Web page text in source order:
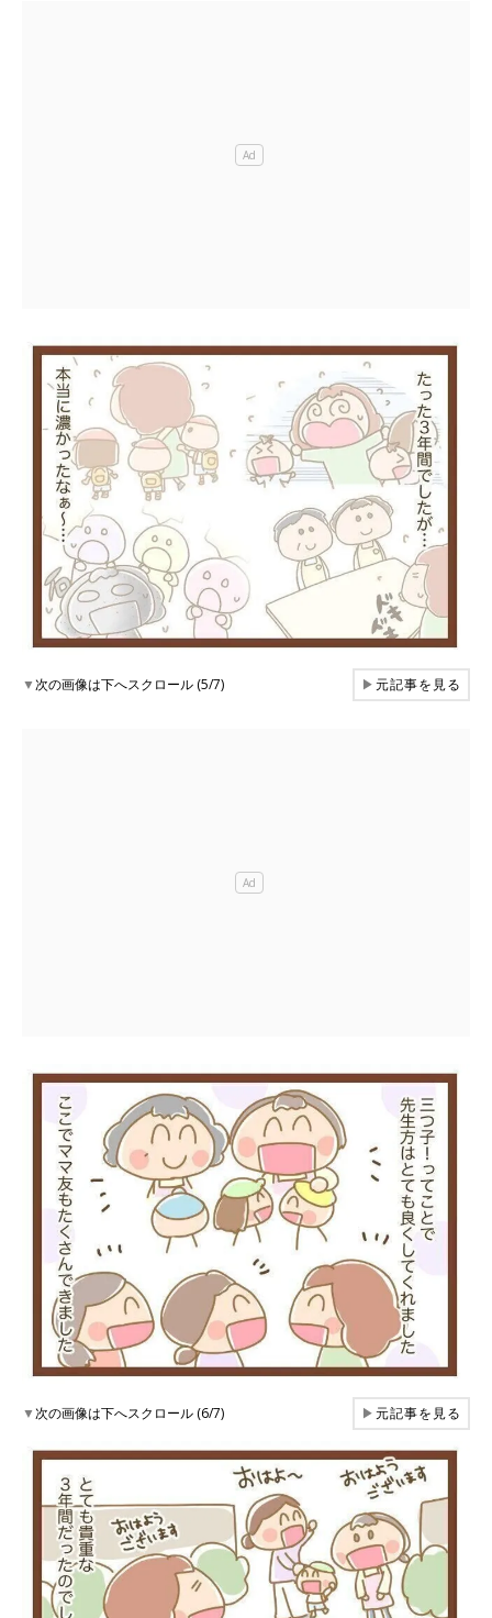
▼次の画像は下へスクロール (5/7) ▶元記事を見る
▼次の画像は下へスクロール (6/7) ▶元記事を見る